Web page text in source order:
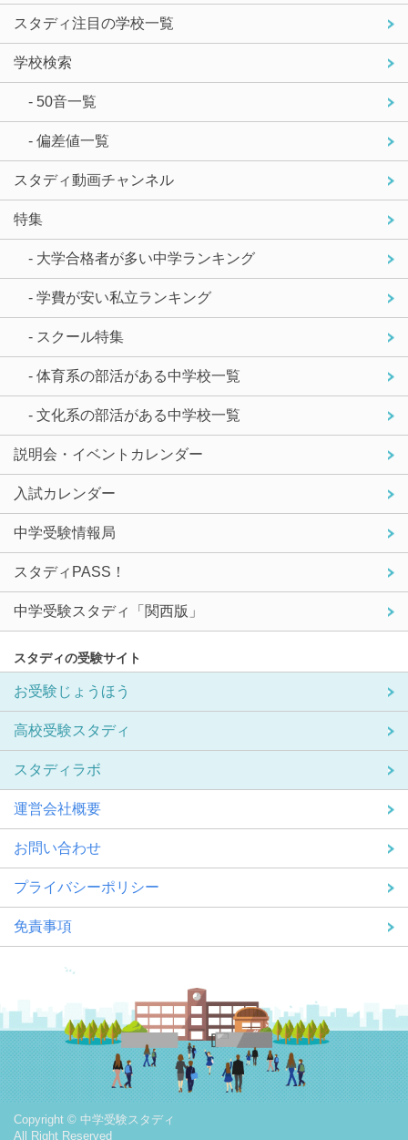
スタディ注目の学校一覧
学校検索
- 50音一覧
- 偏差値一覧
スタディ動画チャンネル
特集
- 大学合格者が多い中学ランキング
- 学費が安い私立ランキング
- スクール特集
- 体育系の部活がある中学校一覧
- 文化系の部活がある中学校一覧
説明会・イベントカレンダー
入試カレンダー
中学受験情報局
スタディPASS！
中学受験スタディ「関西版」
スタディの受験サイト
お受験じょうほう
高校受験スタディ
スタディラボ
運営会社概要
お問い合わせ
プライバシーポリシー
免責事項
Copyright © 中学受験スタディ
All Right Reserved